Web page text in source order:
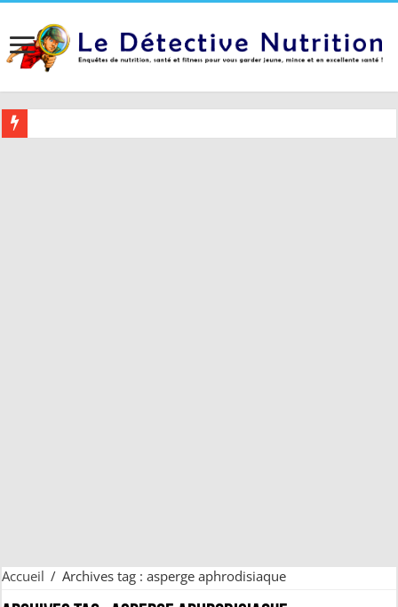
Accueil / Archives tag : asperge aphrodisiaque